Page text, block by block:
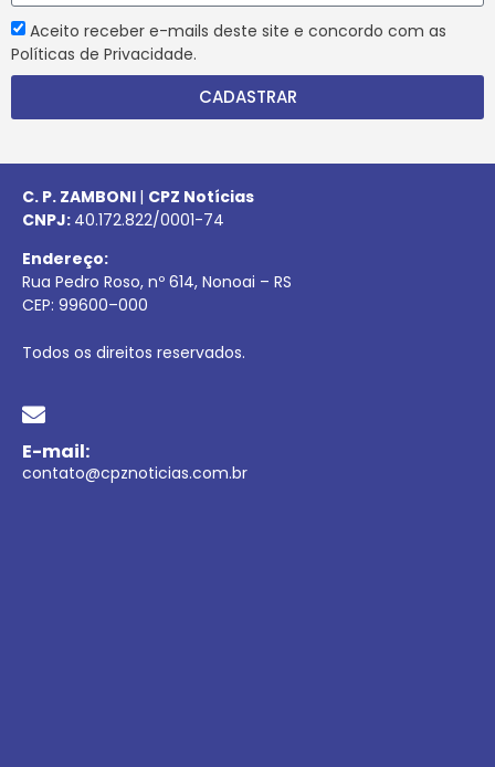
Aceito receber e-mails deste site e concordo com as
Políticas de Privacidade.
CADASTRAR
C. P. ZAMBONI | CPZ Notícias
CNPJ: 40.172.822/0001-74
Endereço:
Rua Pedro Roso, nº 614, Nonoai – RS
CEP: 99600–000
Todos os direitos reservados.
E-mail:
contato@cpznoticias.com.br